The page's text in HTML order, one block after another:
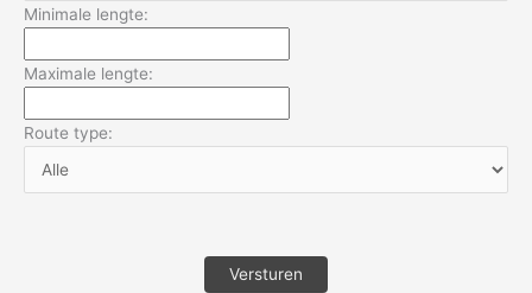
Minimale lengte:
Maximale lengte:
Route type: